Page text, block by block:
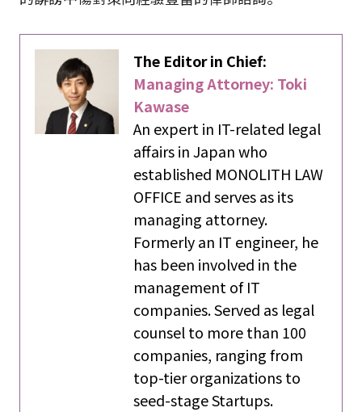
The Editor in Chief:
Managing Attorney: Toki
Kawase
An expert in IT-related legal
affairs in Japan who
established MONOLITH LAW
OFFICE and serves as its
managing attorney.
Formerly an IT engineer, he
has been involved in the
management of IT
companies. Served as legal
counsel to more than 100
companies, ranging from
top-tier organizations to
seed-stage Startups.